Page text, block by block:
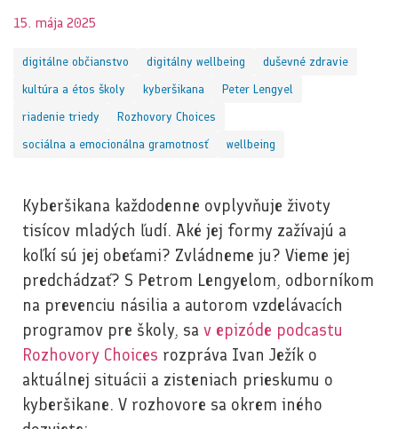
15. mája 2025
digitálne občianstvo digitálny wellbeing
duševné zdravie
kultúra a étos školy
kyberšikana
Peter Lengyel
riadenie triedy
Rozhovory Choices
sociálna a emocionálna gramotnosť
wellbeing
Kyberšikana každodenne ovplyvňuje životy
tisícov mladých ľudí. Aké jej formy zažívajú a
koľkí sú jej obeťami? Zvládneme ju? Vieme jej
predchádzať? S Petrom Lengyelom, odborníkom
na prevenciu násilia a autorom vzdelávacích
programov pre školy, sa v epizóde podcastu
Rozhovory Choices rozpráva Ivan Ježík o
aktuálnej situácii a zisteniach prieskumu o
kyberšikane. V rozhovore sa okrem iného